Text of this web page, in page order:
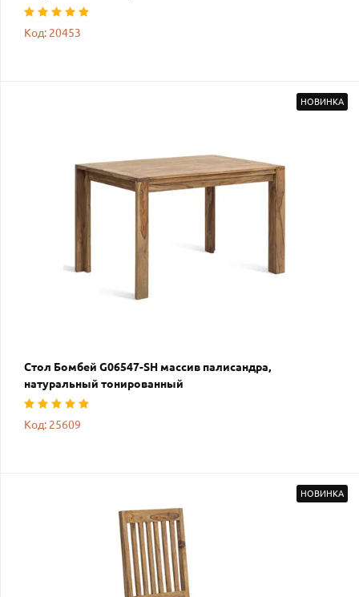
Код: 20453
НОВИНКА
Стол Бомбей G06547-SH массив палисандра,
натуральный тонированный
Код: 25609
НОВИНКА